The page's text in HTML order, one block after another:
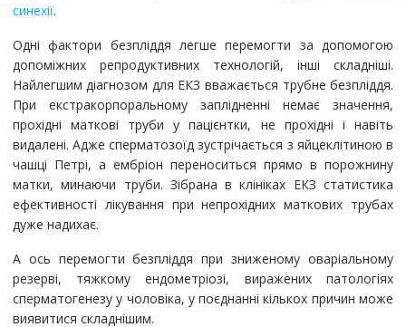
синехії.
Одні фактори безпліддя легше перемогти за допомогою
допоміжних репродуктивних технологій, інші складніші.
Найлегшим діагнозом для ЕКЗ вважається трубне безпліддя.
При екстракорпоральному заплідненні немає значення,
прохідні маткові труби у пацієнтки, не прохідні і навіть
видалені. Адже сперматозоїд зустрічається з яйцеклітиною в
чашці Петрі, а ембріон переноситься прямо в порожнину
матки, минаючи труби. Зібрана в клініках ЕКЗ статистика
ефективності лікування при непрохідних маткових трубах
дуже надихає.
А ось перемогти безпліддя при зниженому оваріальному
резерві, тяжкому ендометріозі, виражених патологіях
сперматогенезу у чоловіка, у поєднанні кількох причин може
виявитися складнішим.